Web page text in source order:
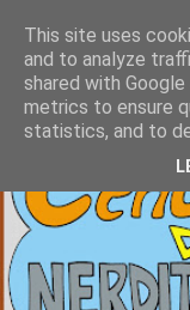
This site uses
and to analyze
shared with
metrics to ensure
statistics, and to